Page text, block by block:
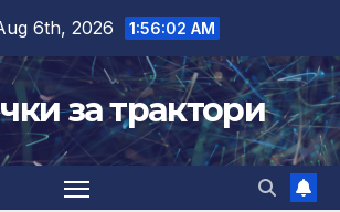
6th, 2026 1:56:02 AM
за трактори